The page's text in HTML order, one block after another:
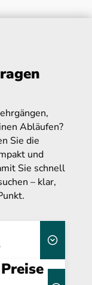
Abläufen?
Sie die
und
Sie schnell
– klar,
Gruppen